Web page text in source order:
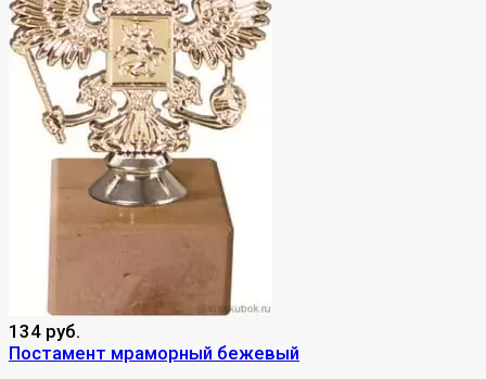
134 руб.
Постамент мраморный бежевый